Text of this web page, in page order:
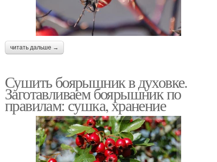
читать дальше →
Сушить боярышник в духовке.
Заготавливаем боярышник по
правилам: сушка, хранение